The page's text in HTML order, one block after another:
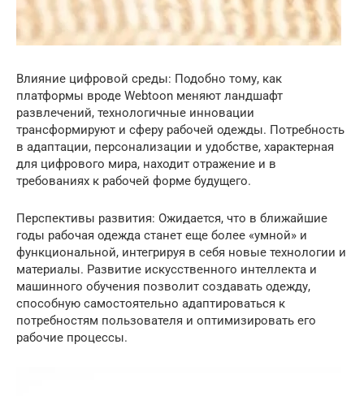
Влияние цифровой среды: Подобно тому, как
платформы вроде Webtoon меняют ландшафт
развлечений, технологичные инновации
трансформируют и сферу рабочей одежды. Потребность
в адаптации, персонализации и удобстве, характерная
для цифрового мира, находит отражение и в
требованиях к рабочей форме будущего.
Перспективы развития: Ожидается, что в ближайшие
годы рабочая одежда станет еще более «умной» и
функциональной, интегрируя в себя новые технологии и
материалы. Развитие искусственного интеллекта и
машинного обучения позволит создавать одежду,
способную самостоятельно адаптироваться к
потребностям пользователя и оптимизировать его
рабочие процессы.